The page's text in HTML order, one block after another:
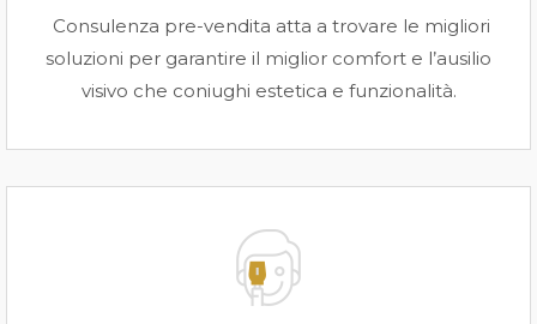
Consulenza pre-vendita atta a trovare le migliori
soluzioni per garantire il miglior comfort e l’ausilio
visivo che coniughi estetica e funzionalità.